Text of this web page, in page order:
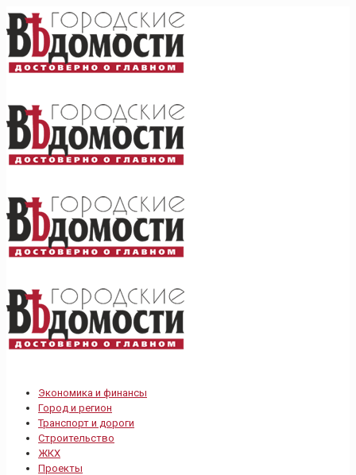
Экономика и финансы
Город и регион
Транспорт и дороги
Строительство
ЖКХ
Проекты